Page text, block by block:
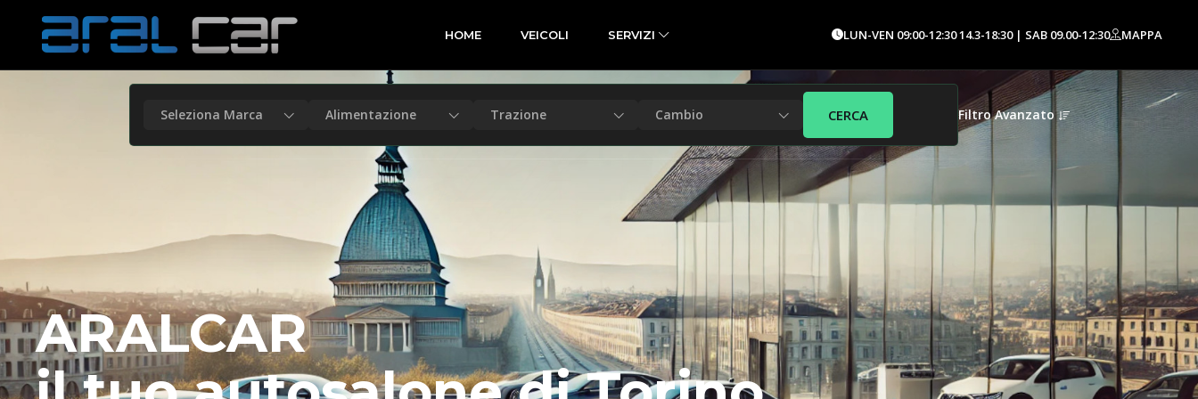
HOME VEICOLI SERVIZI LUN-VEN 09:00-12:30 14.3-18:30 | SAB 09.00-12:30 MAPPA
Seleziona Marca Alimentazione Trazione Cambio Filtro Avanzato
ARALCAR